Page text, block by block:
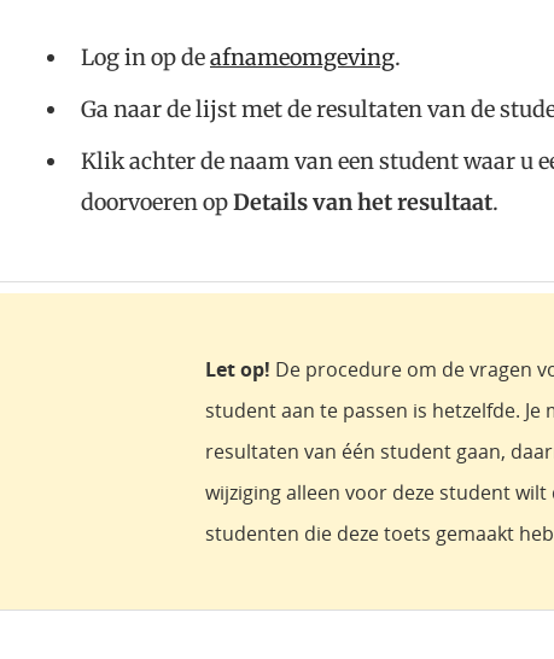
Log in op deafnameomgeving.
Ga naar de lijst met de resultaten van de
Klik achter de naam van een student waar u
doorvoeren opDetails van het resultaat.
Let op! De procedure om de vragen
student aan te passen is hetzelfde. Je
resultaten van één student gaan,
wijziging alleen voor deze student
studenten die deze toets gemaakt